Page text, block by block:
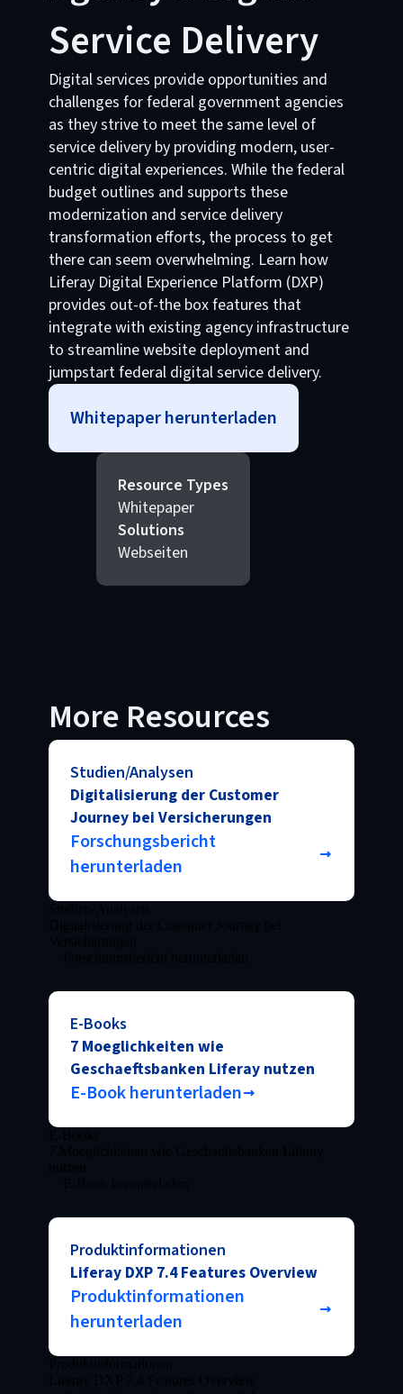
Service Delivery
Digital services provide opportunities and
challenges for federal government agencies
as they strive to meet the same level of
service delivery by providing modern, user-
centric digital experiences. While the federal
budget outlines and supports these
modernization and service delivery
transformation efforts, the process to get
there can seem overwhelming. Learn how
Liferay Digital Experience Platform (DXP)
provides out-of-the box features that
integrate with existing agency infrastructure
to streamline website deployment and
jumpstart federal digital service delivery.
Whitepaper herunterladen
Resource Types
Whitepaper
Solutions
Webseiten
More Resources
Studien/Analysen
Digitalisierung der Customer
Journey bei Versicherungen
Forschungsbericht
herunterladen
E-Books
7 Moeglichkeiten wie
Geschaeftsbanken Liferay nutzen
E-Book herunterladen
Produktinformationen
Liferay DXP 7.4 Features Overview
Produktinformationen
herunterladen